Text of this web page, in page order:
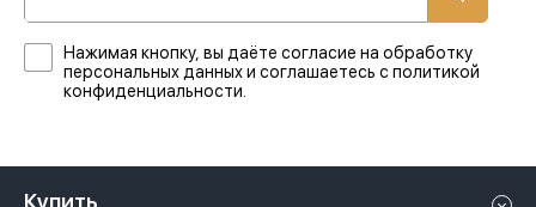
Нажимая кнопку, вы даёте согласие на обработку
персональных данных и соглашаетесь с политикой
конфиденциальности.
Купить